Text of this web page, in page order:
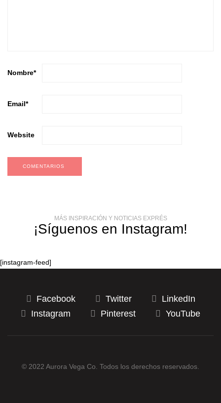
Nombre*
Email*
Website
MÁS INSPIRACIÓN Y NOTICIAS EXPRÉS
¡Síguenos en Instagram!
[instagram-feed]
Facebook Twitter
LinkedIn
Instagram
Pinterest YouTube
© 2022 Aurora Vega Co. Todos los derechos reservados.